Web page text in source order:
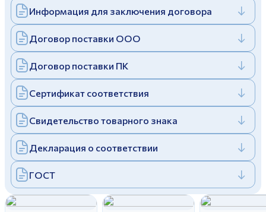
Отправить
Заполняя и отправляя форму, вы соглашаетесь
cполитикой конфиденциальности
Заполняя и отправляя форму, вы соглашаетесь
cполитикой конфиденциальности
Дулевский фарфоровый завод ©
Политика конфиденциальности
Информация для заключения договора
Договор поставки ООО
Договор поставки ПК
Сертификат соответствия
Свидетельство товарного знака
Декларация о соответствии
ГОСТ